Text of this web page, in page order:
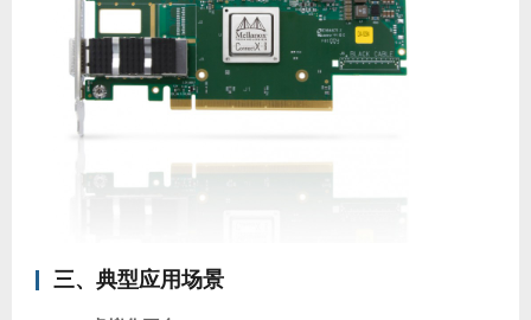
三、典型应用场景